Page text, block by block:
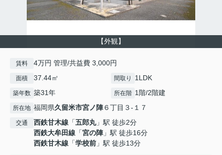
【外観】
賃料 4万円 管理/共益費 3,000円
面積 37.44㎡ 間取り 1LDK
築年数 築31年 所在階 1階/2階建
所在地 福岡県久留米市宮ノ陣６丁目３-１７
交通 西鉄甘木線 「五郎丸」駅 徒歩2分
西鉄大牟田線 「宮の陣」駅 徒歩16分
西鉄甘木線 「学校前 」駅 徒歩13分